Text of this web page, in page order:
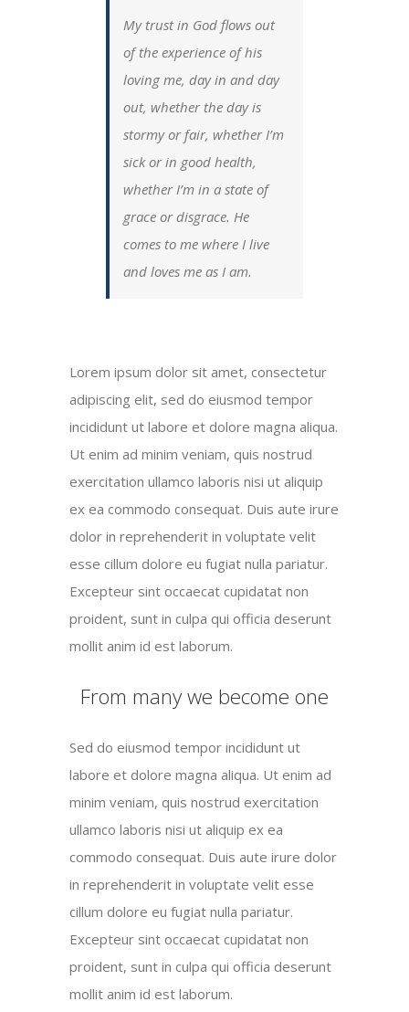
My trust in God flows out
of the experience of his
loving me, day in and day
out, whether the day is
stormy or fair, whether I’m
sick or in good health,
whether I’m in a state of
grace or disgrace. He
comes to me where I live
and loves me as I am.
Lorem ipsum dolor sit amet, consectetur
adipiscing elit, sed do eiusmod tempor
incididunt ut labore et dolore magna aliqua.
Ut enim ad minim veniam, quis nostrud
exercitation ullamco laboris nisi ut aliquip
ex ea commodo consequat. Duis aute irure
dolor in reprehenderit in voluptate velit
esse cillum dolore eu fugiat nulla pariatur.
Excepteur sint occaecat cupidatat non
proident, sunt in culpa qui officia deserunt
mollit anim id est laborum.
From many we become one
Sed do eiusmod tempor incididunt ut
labore et dolore magna aliqua. Ut enim ad
minim veniam, quis nostrud exercitation
ullamco laboris nisi ut aliquip ex ea
commodo consequat. Duis aute irure dolor
in reprehenderit in voluptate velit esse
cillum dolore eu fugiat nulla pariatur.
Excepteur sint occaecat cupidatat non
proident, sunt in culpa qui officia deserunt
mollit anim id est laborum.